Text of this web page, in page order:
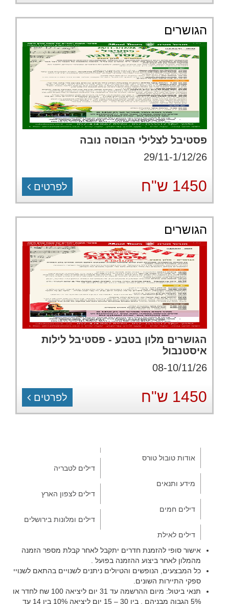
הגושרים
פסטיבל לצלילי הבוסה נובה
29/11-1/12/26
1450 ש"ח לפרטים
הגושרים
הגושרים מלון בטבע - פסטיבל לילות
איסטנבול
08-10/11/26
1450 ש"ח לפרטים
אודות טובול טורס
מידע ותנאים
דילים חמים
דילים לאילת
דילים לטבריה
דילים לצפון הארץ
דילים ומלונות בירושלים
אישור סופי להזמנת חדרים יתקבל לאחר קבלת מספר הזמנה
מהמלון לאחר ביצוע ההזמנה בפועל .
כל המבצעים, הנופשים והטיולים ניתנים לשנויים בהתאם לשנויי
ספקי התיירות השונים.
תנאי ביטול: מיום ההרשמה עד 31 יום ליציאה 100 שח לחדר או
5% הגבוה מבניהם , בין 30 – 15 יום ליציאה 10% בין 14 עד